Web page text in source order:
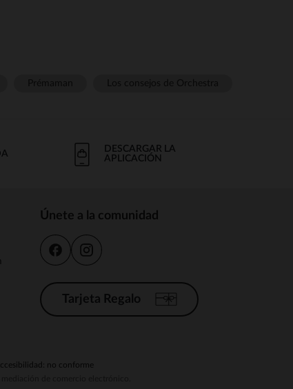
DESCARGAR LA
APLICACIÓN
Únete a la comunidad
Tarjeta Regalo
no conforme